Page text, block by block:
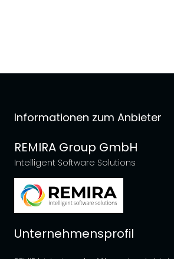
Informationen zum Anbieter
REMIRA Group GmbH
Intelligent Software Solutions
Unternehmensprofil